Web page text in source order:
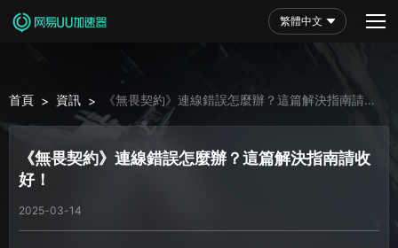
繁體中文
首頁 > 資訊 >
《無畏契約》連線錯誤怎麼辦？這篇解決指南請收
好！
《無畏契約》連線錯誤怎麼辦？這篇解決指南請收
好！
2025-03-14